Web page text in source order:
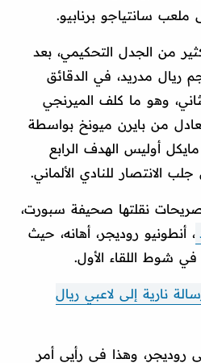
سانتياجو برنابيو.
من الجدل التحكيمي، بعد
ريال مدريد، في الدقائق
وهو ما كلف الميرنجي
من بايرن ميونخ بواسطة
أوليس الهدف الرابع
الانتصار للنادي الألماني.
نقلتها صحيفة سبورت،
، أنطونيو روديجر، أهانه، حيث
شوط اللقاء الأول.
نارية إلى لاعبي ريال
روديجر، وهذا في رأيي أمر